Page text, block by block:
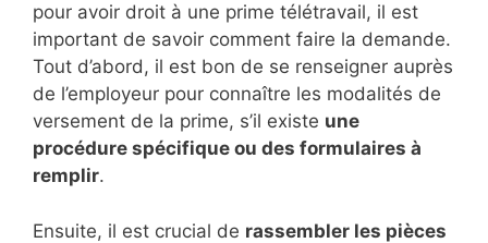
pour avoir droit à une prime télétravail, il est
important de savoir comment faire la demande.
Tout d’abord, il est bon de se renseigner auprès
de l’employeur pour connaître les modalités de
versement de la prime, s’il existe une
procédure spécifique ou des formulaires à
remplir.
Ensuite, il est crucial de rassembler les pièces